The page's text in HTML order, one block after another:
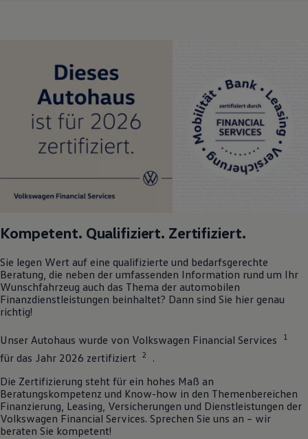
Kompetent. Qualifiziert. Zertifiziert.
Sie legen Wert auf eine qualifizierte und bedarfsgerechte
Beratung, die neben der umfassenden Information rund um Ihr
Wunschfahrzeug auch das Thema der automobilen
Finanzdienstleistungen beinhaltet? Dann sind Sie hier genau
richtig!
Unser Autohaus wurde von Volkswagen Financial Services 1
für das Jahr 2026 zertifiziert 2
.
Die Zertifizierung steht für ein hohes Maß an
Beratungskompetenz und Know-how in den Themenbereichen
Finanzierung, Leasing, Versicherungen und Dienstleistungen der
Volkswagen Financial Services. Sprechen Sie uns an – wir
beraten Sie kompetent!